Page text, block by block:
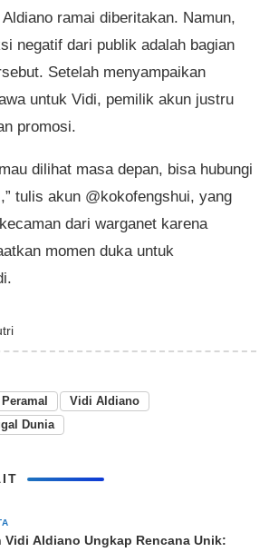
ramai diberitakan. Namun,
negatif dari publik adalah bagian
Setelah menyampaikan
untuk Vidi, pemilik akun justru
promosi.
dilihat masa depan, bisa hubungi
tulis akun @kokofengshui, yang
dari warganet karena
momen duka untuk
Peramal
Vidi Aldiano
Dunia
Vidi Aldiano Ungkap Rencana Unik: